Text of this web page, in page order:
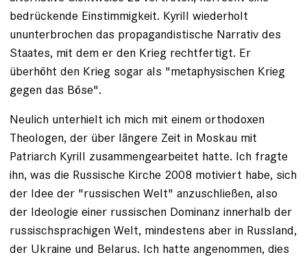
bedrückende Einstimmigkeit. Kyrill wiederholt
ununterbrochen das propagandistische Narrativ des
Staates, mit dem er den Krieg rechtfertigt. Er
überhöht den Krieg sogar als "metaphysischen Krieg
gegen das Böse".
Neulich unterhielt ich mich mit einem orthodoxen
Theologen, der über längere Zeit in Moskau mit
Patriarch Kyrill zusammengearbeitet hatte. Ich fragte
ihn, was die Russische Kirche 2008 motiviert habe, sich
der Idee der "russischen Welt" anzuschließen, also
der Ideologie einer russischen Dominanz innerhalb der
russischsprachigen Welt, mindestens aber in Russland,
der Ukraine und Belarus. Ich hatte angenommen, dies